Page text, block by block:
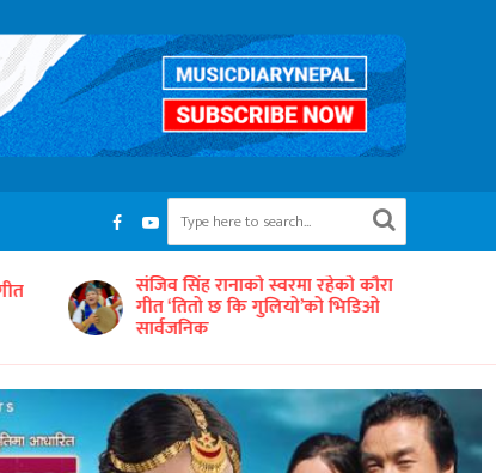
‘समयको धुनः अधुरो सारङ्गी’ छायाङ्कनको
तयारीमा